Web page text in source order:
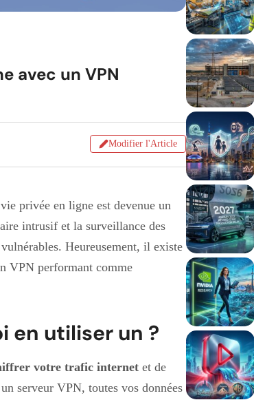
avec un VPN
Modifier l'Article
privée en ligne est devenue un
intrusif et la surveillance des
Heureusement, il existe
VPN performant comme
en utiliser un ?
votre trafic internet et de
serveur VPN, toutes vos données